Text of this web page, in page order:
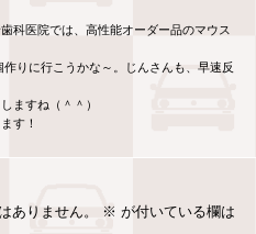
科医院では、高性能オーダー品のマウス
りに行こうかな～。じんさんも、早速反
ますね（＾＾）
す！
ありません。
※ が付いている欄は